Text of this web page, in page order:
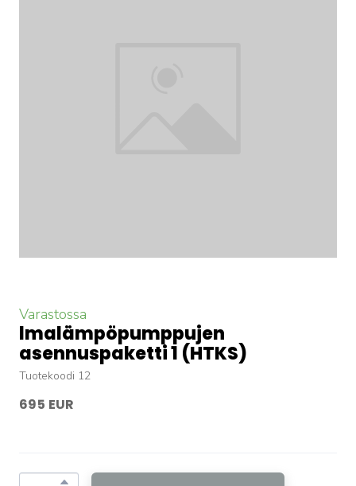
Varastossa
lmalämpöpumppujen
asennuspaketti 1 (HTKS)
Tuotekoodi 12
695 EUR